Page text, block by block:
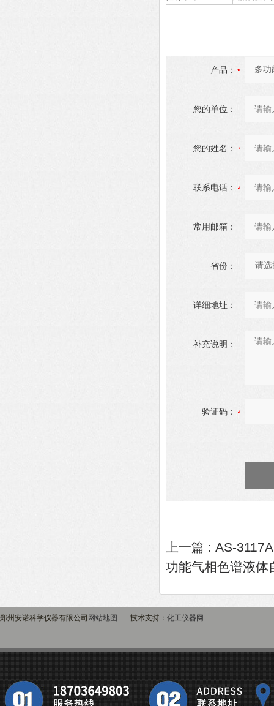
产品：
您的单位：
您的姓名：
联系电话：
常用邮箱：
省份：
详细地址：
补充说明：
验证码：
上一篇 : AS-
功能气相色谱液体
郑州安诺科学仪器有限公司 网站地图 技术支持： 化工仪器网